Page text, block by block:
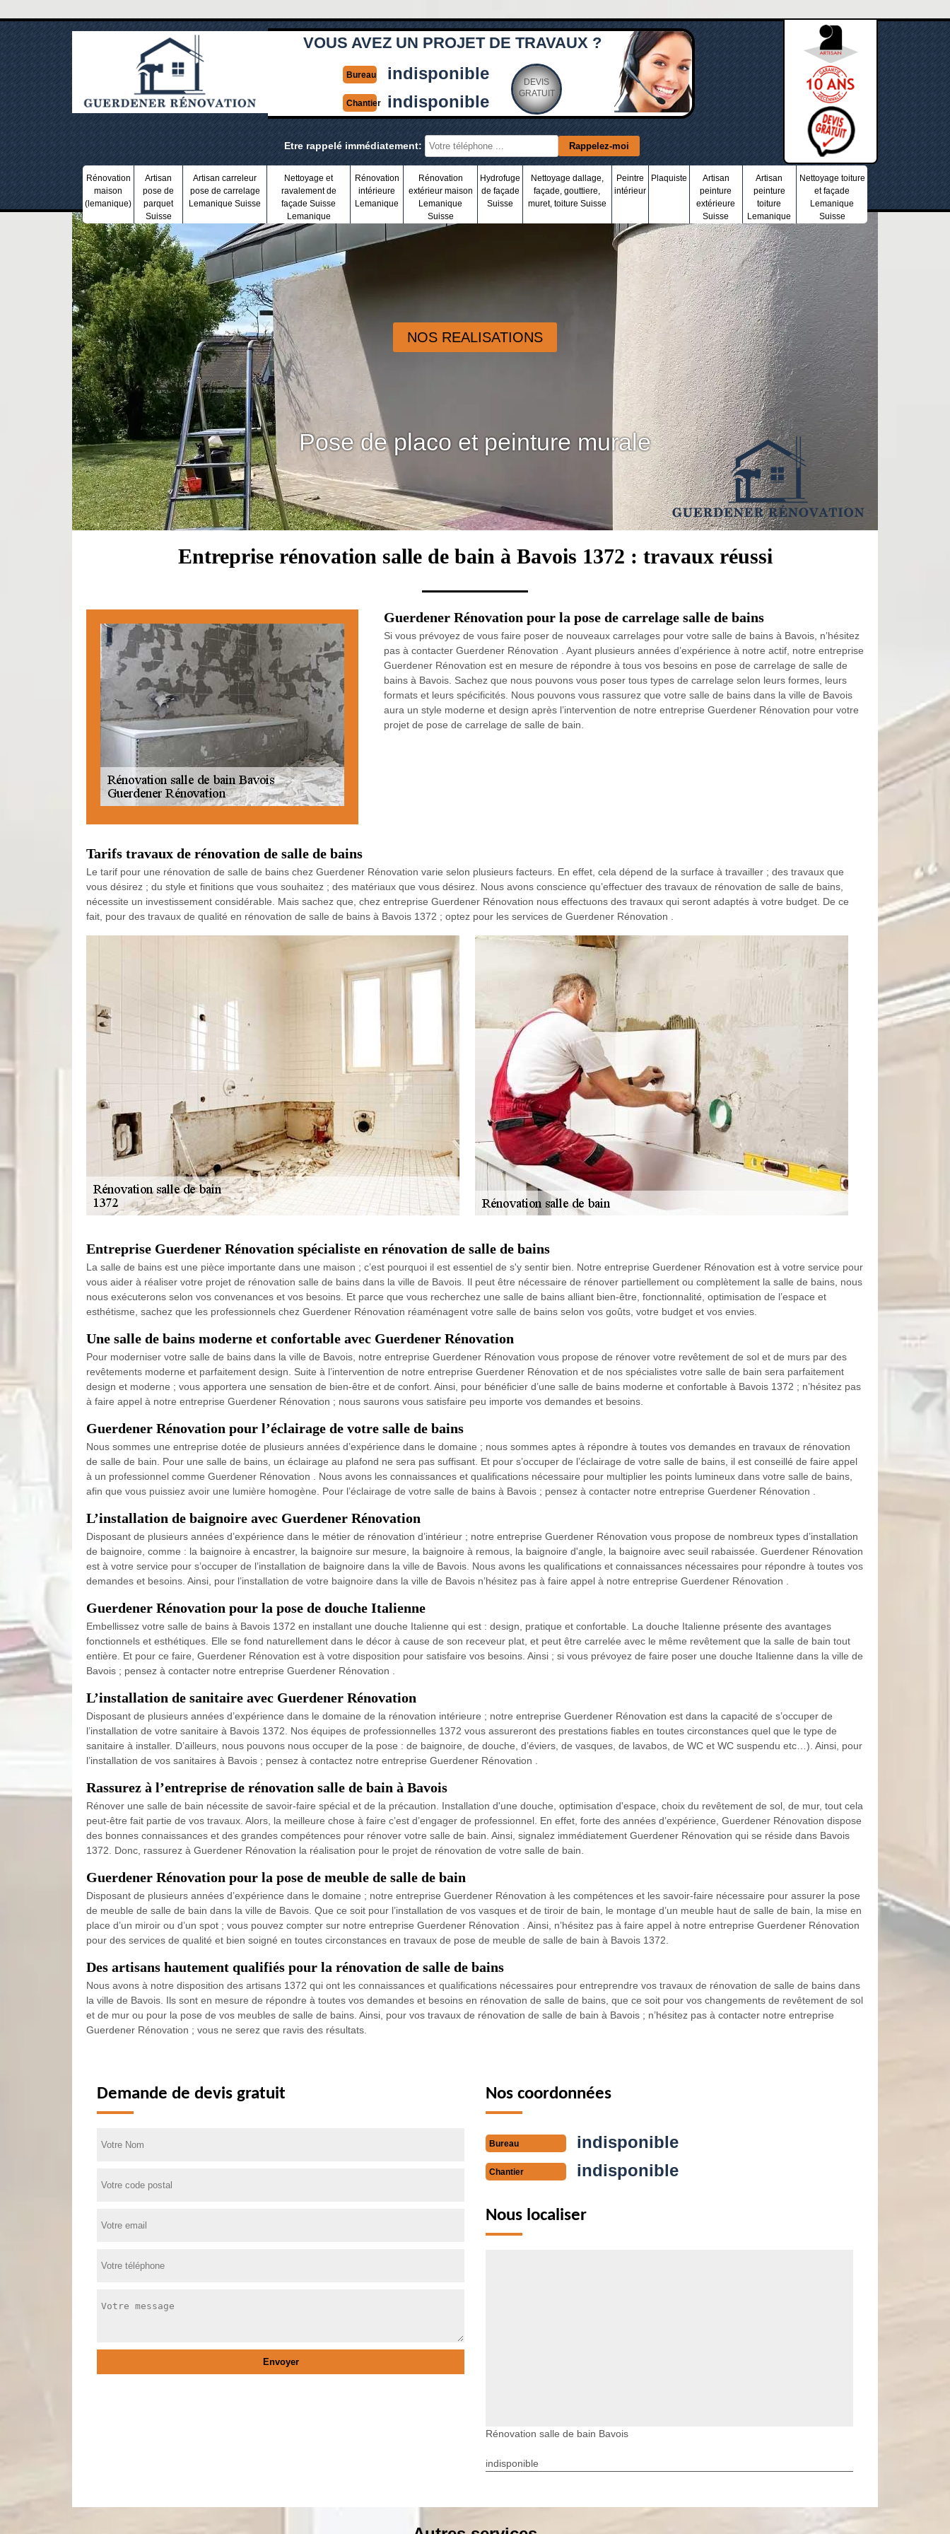
VOUS AVEZ UN PROJET DE TRAVAUX ?
Bureau indisponible
Chantier indisponible
DEVIS
GRATUIT
Etre rappelé immédiatement:
Rénovation
maison
(lemanique)
Artisan
pose de
parquet
Suisse
Artisan carreleur
pose de carrelage
Lemanique Suisse
Nettoyage et
ravalement de
façade Suisse
Lemanique
Rénovation
intérieure
Lemanique
Rénovation
extérieur maison
Lemanique
Suisse
Hydrofuge
de façade
Suisse
Nettoyage dallage,
façade, gouttiere,
muret, toiture Suisse
Peintre
intérieur
Plaquiste
Artisan
peinture
extérieure
Suisse
Artisan
peinture
toiture
Lemanique
Nettoyage toiture
et façade
Lemanique
Suisse
NOS REALISATIONS
Pose de placo et peinture murale
Entreprise rénovation salle de bain à Bavois 1372 : travaux réussi
Guerdener Rénovation pour la pose de carrelage salle de bains
Si vous prévoyez de vous faire poser de nouveaux carrelages pour votre salle de bains à Bavois, n’hésitez
pas à contacter Guerdener Rénovation . Ayant plusieurs années d’expérience à notre actif, notre entreprise
Guerdener Rénovation est en mesure de répondre à tous vos besoins en pose de carrelage de salle de
bains à Bavois. Sachez que nous pouvons vous poser tous types de carrelage selon leurs formes, leurs
formats et leurs spécificités. Nous pouvons vous rassurez que votre salle de bains dans la ville de Bavois
aura un style moderne et design après l’intervention de notre entreprise Guerdener Rénovation pour votre
projet de pose de carrelage de salle de bain.
Tarifs travaux de rénovation de salle de bains
Le tarif pour une rénovation de salle de bains chez Guerdener Rénovation varie selon plusieurs facteurs. En effet, cela dépend de la surface à travailler ; des travaux que
vous désirez ; du style et finitions que vous souhaitez ; des matériaux que vous désirez. Nous avons conscience qu’effectuer des travaux de rénovation de salle de bains,
nécessite un investissement considérable. Mais sachez que, chez entreprise Guerdener Rénovation nous effectuons des travaux qui seront adaptés à votre budget. De ce
fait, pour des travaux de qualité en rénovation de salle de bains à Bavois 1372 ; optez pour les services de Guerdener Rénovation .
Entreprise Guerdener Rénovation spécialiste en rénovation de salle de bains
La salle de bains est une pièce importante dans une maison ; c’est pourquoi il est essentiel de s'y sentir bien. Notre entreprise Guerdener Rénovation est à votre service pour
vous aider à réaliser votre projet de rénovation salle de bains dans la ville de Bavois. Il peut être nécessaire de rénover partiellement ou complètement la salle de bains, nous
nous exécuterons selon vos convenances et vos besoins. Et parce que vous recherchez une salle de bains alliant bien-être, fonctionnalité, optimisation de l’espace et
esthétisme, sachez que les professionnels chez Guerdener Rénovation réaménagent votre salle de bains selon vos goûts, votre budget et vos envies.
Une salle de bains moderne et confortable avec Guerdener Rénovation
Pour moderniser votre salle de bains dans la ville de Bavois, notre entreprise Guerdener Rénovation vous propose de rénover votre revêtement de sol et de murs par des
revêtements moderne et parfaitement design. Suite à l’intervention de notre entreprise Guerdener Rénovation et de nos spécialistes votre salle de bain sera parfaitement
design et moderne ; vous apportera une sensation de bien-être et de confort. Ainsi, pour bénéficier d’une salle de bains moderne et confortable à Bavois 1372 ; n’hésitez pas
à faire appel à notre entreprise Guerdener Rénovation ; nous saurons vous satisfaire peu importe vos demandes et besoins.
Guerdener Rénovation pour l’éclairage de votre salle de bains
Nous sommes une entreprise dotée de plusieurs années d’expérience dans le domaine ; nous sommes aptes à répondre à toutes vos demandes en travaux de rénovation
de salle de bain. Pour une salle de bains, un éclairage au plafond ne sera pas suffisant. Et pour s’occuper de l’éclairage de votre salle de bains, il est conseillé de faire appel
à un professionnel comme Guerdener Rénovation . Nous avons les connaissances et qualifications nécessaire pour multiplier les points lumineux dans votre salle de bains,
afin que vous puissiez avoir une lumière homogène. Pour l’éclairage de votre salle de bains à Bavois ; pensez à contacter notre entreprise Guerdener Rénovation .
L’installation de baignoire avec Guerdener Rénovation
Disposant de plusieurs années d’expérience dans le métier de rénovation d’intérieur ; notre entreprise Guerdener Rénovation vous propose de nombreux types d’installation
de baignoire, comme : la baignoire à encastrer, la baignoire sur mesure, la baignoire à remous, la baignoire d'angle, la baignoire avec seuil rabaissée. Guerdener Rénovation
est à votre service pour s’occuper de l’installation de baignoire dans la ville de Bavois. Nous avons les qualifications et connaissances nécessaires pour répondre à toutes vos
demandes et besoins. Ainsi, pour l’installation de votre baignoire dans la ville de Bavois n’hésitez pas à faire appel à notre entreprise Guerdener Rénovation .
Guerdener Rénovation pour la pose de douche Italienne
Embellissez votre salle de bains à Bavois 1372 en installant une douche Italienne qui est : design, pratique et confortable. La douche Italienne présente des avantages
fonctionnels et esthétiques. Elle se fond naturellement dans le décor à cause de son receveur plat, et peut être carrelée avec le même revêtement que la salle de bain tout
entière. Et pour ce faire, Guerdener Rénovation est à votre disposition pour satisfaire vos besoins. Ainsi ; si vous prévoyez de faire poser une douche Italienne dans la ville de
Bavois ; pensez à contacter notre entreprise Guerdener Rénovation .
L’installation de sanitaire avec Guerdener Rénovation
Disposant de plusieurs années d’expérience dans le domaine de la rénovation intérieure ; notre entreprise Guerdener Rénovation est dans la capacité de s’occuper de
l’installation de votre sanitaire à Bavois 1372. Nos équipes de professionnelles 1372 vous assureront des prestations fiables en toutes circonstances quel que le type de
sanitaire à installer. D’ailleurs, nous pouvons nous occuper de la pose : de baignoire, de douche, d’éviers, de vasques, de lavabos, de WC et WC suspendu etc…). Ainsi, pour
l’installation de vos sanitaires à Bavois ; pensez à contactez notre entreprise Guerdener Rénovation .
Rassurez à l’entreprise de rénovation salle de bain à Bavois
Rénover une salle de bain nécessite de savoir-faire spécial et de la précaution. Installation d'une douche, optimisation d'espace, choix du revêtement de sol, de mur, tout cela
peut-être fait partie de vos travaux. Alors, la meilleure chose à faire c’est d’engager de professionnel. En effet, forte des années d’expérience, Guerdener Rénovation dispose
des bonnes connaissances et des grandes compétences pour rénover votre salle de bain. Ainsi, signalez immédiatement Guerdener Rénovation qui se réside dans Bavois
1372. Donc, rassurez à Guerdener Rénovation la réalisation pour le projet de rénovation de votre salle de bain.
Guerdener Rénovation pour la pose de meuble de salle de bain
Disposant de plusieurs années d’expérience dans le domaine ; notre entreprise Guerdener Rénovation à les compétences et les savoir-faire nécessaire pour assurer la pose
de meuble de salle de bain dans la ville de Bavois. Que ce soit pour l’installation de vos vasques et de tiroir de bain, le montage d’un meuble haut de salle de bain, la mise en
place d’un miroir ou d’un spot ; vous pouvez compter sur notre entreprise Guerdener Rénovation . Ainsi, n’hésitez pas à faire appel à notre entreprise Guerdener Rénovation
pour des services de qualité et bien soigné en toutes circonstances en travaux de pose de meuble de salle de bain à Bavois 1372.
Des artisans hautement qualifiés pour la rénovation de salle de bains
Nous avons à notre disposition des artisans 1372 qui ont les connaissances et qualifications nécessaires pour entreprendre vos travaux de rénovation de salle de bains dans
la ville de Bavois. Ils sont en mesure de répondre à toutes vos demandes et besoins en rénovation de salle de bains, que ce soit pour vos changements de revêtement de sol
et de mur ou pour la pose de vos meubles de salle de bains. Ainsi, pour vos travaux de rénovation de salle de bain à Bavois ; n’hésitez pas à contacter notre entreprise
Guerdener Rénovation ; vous ne serez que ravis des résultats.
Demande de devis gratuit Nos coordonnées
Bureau indisponible
Chantier indisponible
Nous localiser
Rénovation salle de bain Bavois
indisponible